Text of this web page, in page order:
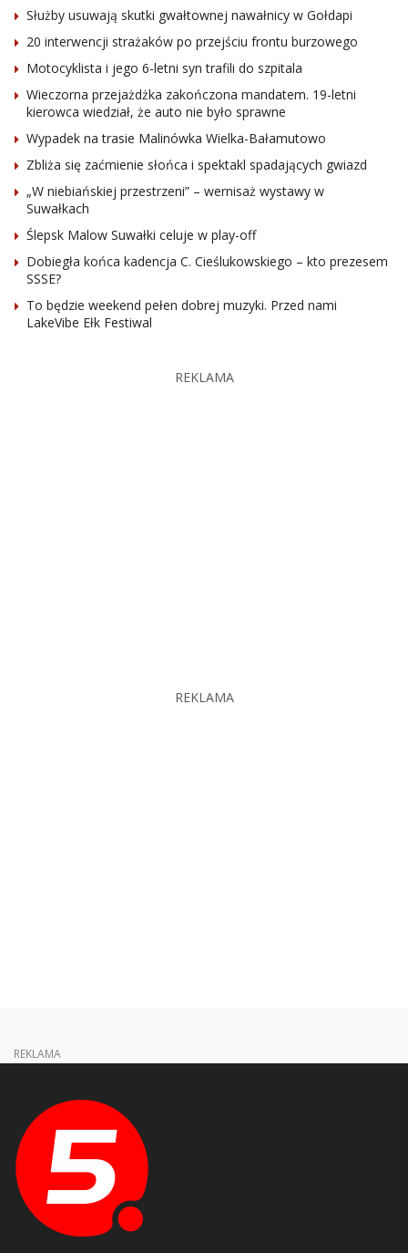
Służby usuwają skutki gwałtownej nawałnicy w Gołdapi
20 interwencji strażaków po przejściu frontu burzowego
Motocyklista i jego 6-letni syn trafili do szpitala
Wieczorna przejażdżka zakończona mandatem. 19-letni
kierowca wiedział, że auto nie było sprawne
Wypadek na trasie Malinówka Wielka-Bałamutowo
Zbliża się zaćmienie słońca i spektakl spadających gwiazd
„W niebiańskiej przestrzeni” – wernisaż wystawy w
Suwałkach
Ślepsk Malow Suwałki celuje w play-off
Dobiegła końca kadencja C. Cieślukowskiego – kto prezesem
SSSE?
To będzie weekend pełen dobrej muzyki. Przed nami
LakeVibe Ełk Festiwal
REKLAMA
REKLAMA
REKLAMA